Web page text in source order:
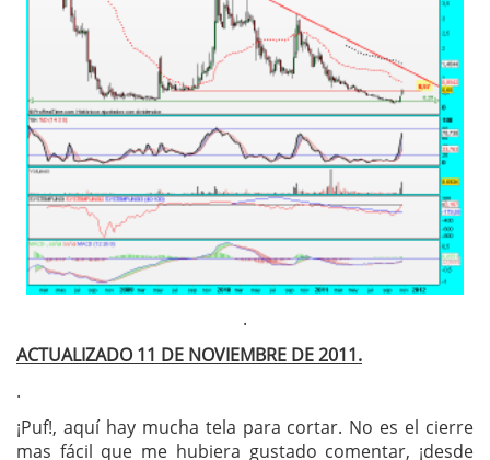
.
ACTUALIZADO 11 DE NOVIEMBRE DE 2011.
.
¡Puf!, aquí hay mucha tela para cortar. No es el cierre
mas fácil que me hubiera gustado comentar, ¡desde